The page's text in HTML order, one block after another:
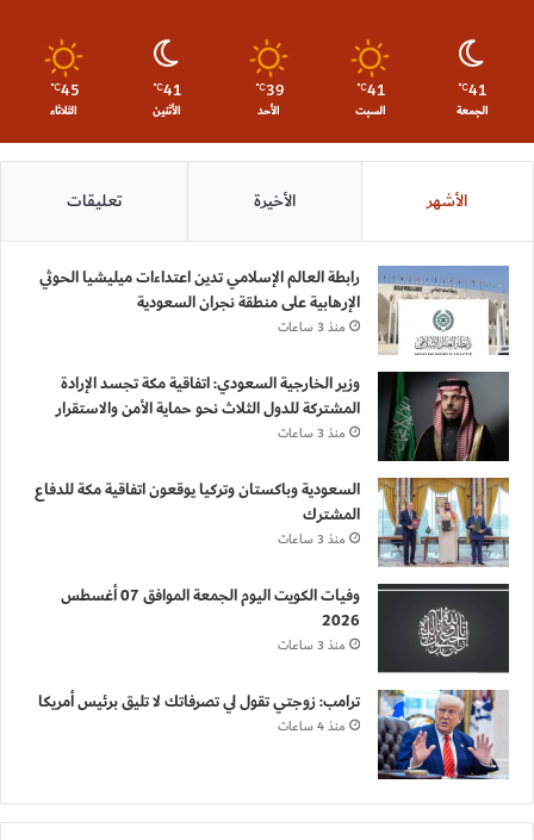
41
℃
الجمعة
41
℃
السبت
39
℃
الأحد
41
℃
الأثنين
45
℃
الثلاثاء
الأشهر الأخيرة تعليقات
رابطة العالم الإسلامي تدين اعتداءات ميليشيا الحوثي
الإرهابية على منطقة نجران السعودية
منذ 3 ساعات
وزير الخارجية السعودي: اتفاقية مكة تجسد الإرادة
المشتركة للدول الثلاث نحو حماية الأمن والاستقرار
منذ 3 ساعات
السعودية وباكستان وتركيا يوقعون اتفاقية مكة للدفاع
المشترك
منذ 3 ساعات
وفيات الكويت اليوم الجمعة الموافق 07 أغسطس
2026
منذ 3 ساعات
ترامب: زوجتي تقول لي تصرفاتك لا تليق برئيس أمريكا
منذ 4 ساعات